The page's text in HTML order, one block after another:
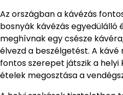
Az országban a kávézás
bosnyák kávézás egyedülálló
meghívnak egy csésze
élvezd a beszélgetést. A
fontos szerepet játszik a helyi
ételek megosztása a